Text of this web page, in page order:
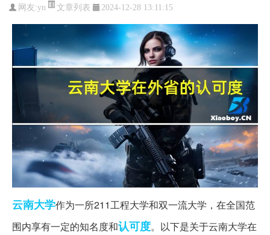
网友:yn 文章列表 2024-12-28 13:11:15
云南大学作为一所211工程大学和双一流大学，在全国范
围内享有一定的知名度和认可度。以下是关于云南大学在